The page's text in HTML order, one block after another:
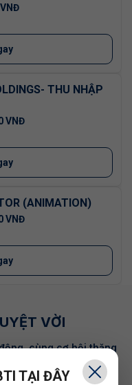
THU NHẬP
VNĐ
(ANIMATION)
VNĐ
VỜI
cùng cơ hội thăng
nhân HBR tự hào là bệ
các bạn trẻ tài năng.
TẠI ĐÂY